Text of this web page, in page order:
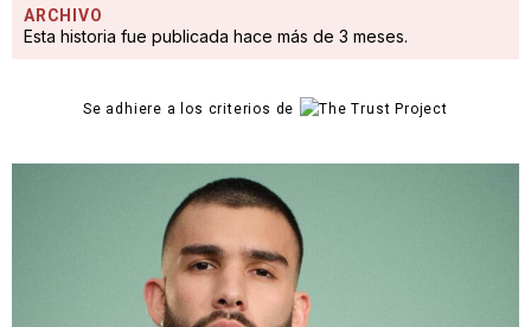
ARCHIVO
Esta historia fue publicada hace más de 3 meses.
Se adhiere a los criterios de